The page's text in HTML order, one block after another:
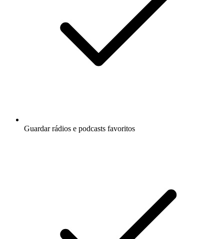
Guardar rádios e podcasts favoritos